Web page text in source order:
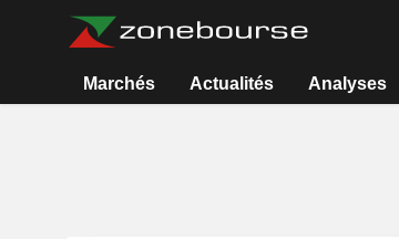
Marchés Actualités Analyses